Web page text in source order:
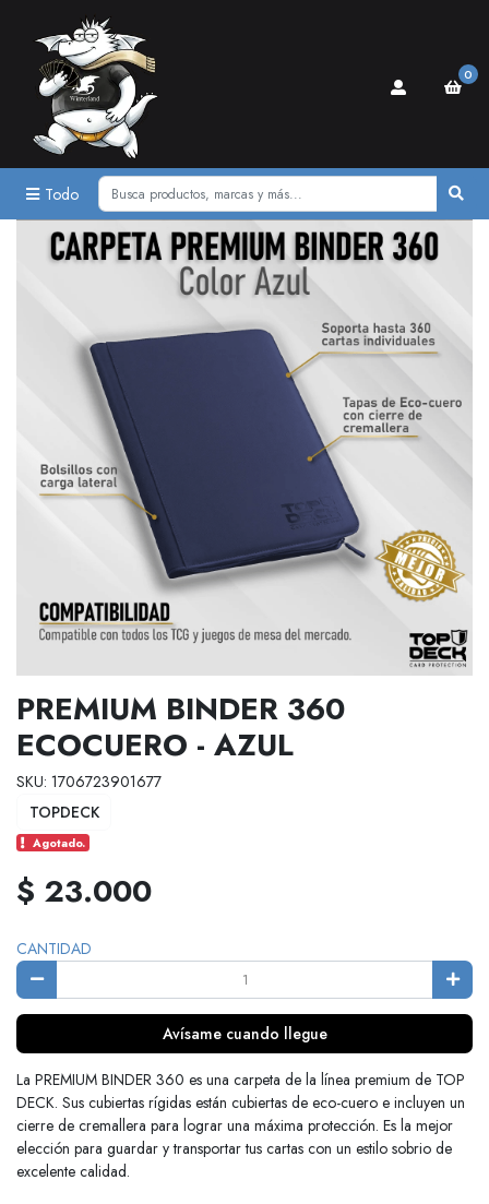
Todo
0
PREMIUM BINDER 360
ECOCUERO - AZUL
SKU: 1706723901677
TOPDECK
Agotado.
$ 23.000
CANTIDAD
Avísame cuando llegue
La PREMIUM BINDER 360 es una carpeta de la línea premium de TOP
DECK. Sus cubiertas rígidas están cubiertas de eco-cuero e incluyen un
cierre de cremallera para lograr una máxima protección. Es la mejor
elección para guardar y transportar tus cartas con un estilo sobrio de
excelente calidad.